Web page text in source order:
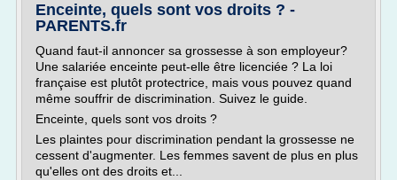
Enceinte, quels sont vos droits ? -
PARENTS.fr
Quand faut-il annoncer sa grossesse à son employeur?
Une salariée enceinte peut-elle être licenciée ? La loi
française est plutôt protectrice, mais vous pouvez quand
même souffrir de discrimination. Suivez le guide.
Enceinte, quels sont vos droits ?
Les plaintes pour discrimination pendant la grossesse ne
cessent d'augmenter. Les femmes savent de plus en plus
qu'elles ont des droits et...